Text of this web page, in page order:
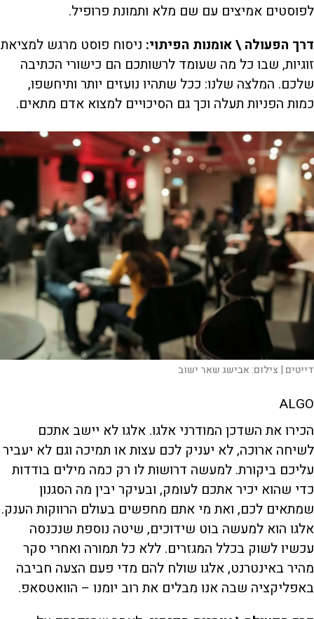
לפוסטים אמיצים עם שם מלא ותמונת פרופיל.
דרך הפעולה \ אומנות הפיתוי: ניסוח פוסט מרגש למציאת
זוגיות, שבו כל מה שעומד לרשותכם הם כישורי הכתיבה
שלכם. המלצה שלנו: ככל שתהיו נועזים יותר ותיחשפו,
כמות הפניות תעלה וכך גם הסיכויים למצוא אדם מתאים.
דייטים | צילום:אבישג שאר ישוב
ALGO
הכירו את השדכן המודרני אלגו. אלגו לא יישב אתכם
לשיחה ארוכה, לא יעניק לכם עצות או תמיכה וגם לא יעביר
עליכם ביקורת. למעשה דרושות לו רק כמה מילים בודדות
כדי שהוא יכיר אתכם לעומק, ובעיקר יבין מה הסגנון
שמתאים לכם, ואת מי אתם מחפשים בעולם הרווקות הענק.
אלגו הוא למעשה בוט שידוכים, שיטה נוספת שנכנסה
עכשיו לשוק בכלל המגזרים. ללא כל תמורה ואחרי סקר
מהיר באינטרנט, אלגו שולח להם מדי פעם הצעה חביבה
באפליקציה שבה אנו מבלים את רוב יומנו – הוואטסאפ.